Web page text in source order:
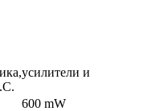
и
600 mW